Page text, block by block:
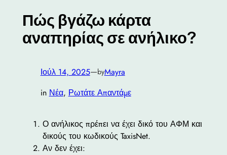
Πώς βγάζω κάρτα
αναπηρίας σε ανήλικο?
Ιούλ 14, 2025—byMayra
in Νέα, Ρωτάτε Απαντάμε
Ο ανήλικος πρέπει να έχει δικό του ΑΦΜ και
δικούς του κωδικούς TaxisNet.
Αν δεν έχει: